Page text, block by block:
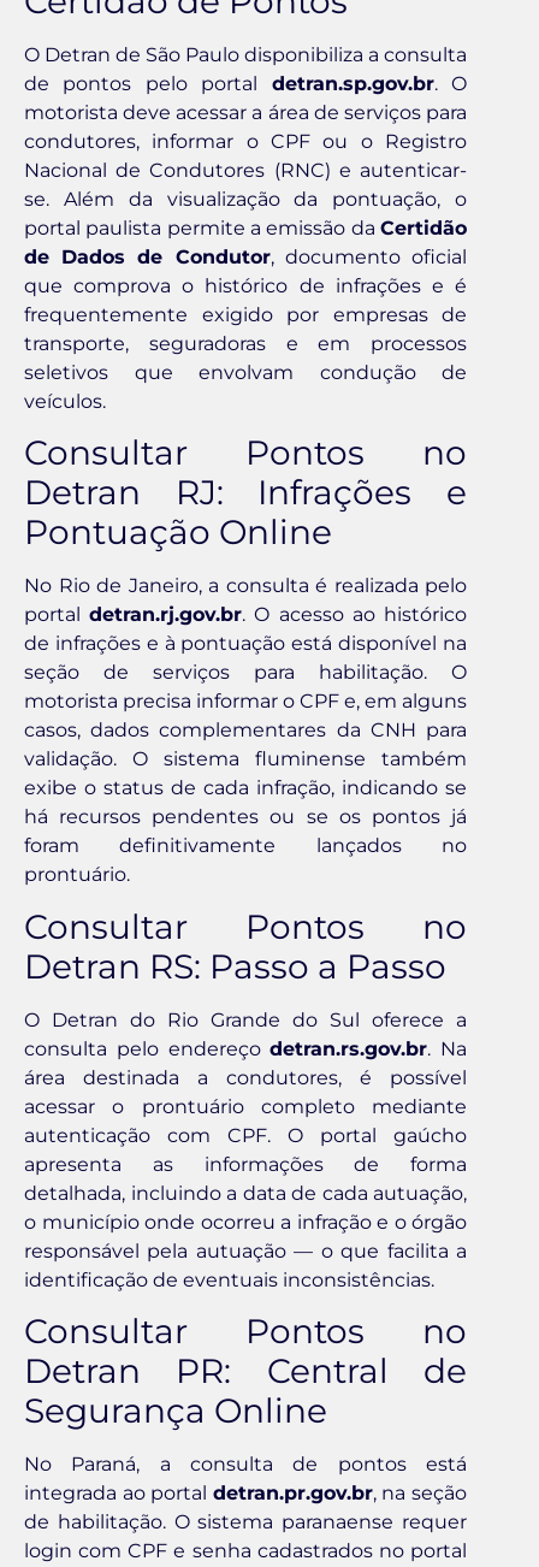
O Detran de São Paulo disponibiliza a consulta
de pontos pelo portal detran.sp.gov.br. O
motorista deve acessar a área de serviços para
condutores, informar o CPF ou o Registro
Nacional de Condutores (RNC) e autenticar-
se. Além da visualização da pontuação, o
portal paulista permite a emissão da Certidão
de Dados de Condutor, documento oficial
que comprova o histórico de infrações e é
frequentemente exigido por empresas de
transporte, seguradoras e em processos
seletivos que envolvam condução de
veículos.
Consultar Pontos no
Detran RJ: Infrações e
Pontuação Online
No Rio de Janeiro, a consulta é realizada pelo
portaldetran.rj.gov.br. O acesso ao histórico
de infrações e à pontuação está disponível na
seção de serviços para habilitação. O
motorista precisa informar o CPF e, em alguns
casos, dados complementares da CNH para
validação. O sistema fluminense também
exibe o status de cada infração, indicando se
há recursos pendentes ou se os pontos já
foram definitivamente lançados no
prontuário.
Consultar Pontos no
Detran RS: Passo a Passo
O Detran do Rio Grande do Sul oferece a
consulta pelo endereçodetran.rs.gov.br. Na
área destinada a condutores, é possível
acessar o prontuário completo mediante
autenticação com CPF. O portal gaúcho
apresenta as informações de forma
detalhada, incluindo a data de cada autuação,
o município onde ocorreu a infração e o órgão
responsável pela autuação — o que facilita a
identificação de eventuais inconsistências.
Consultar Pontos no
Detran PR: Central de
Segurança Online
No Paraná, a consulta de pontos está
integrada ao portal detran.pr.gov.br, na seção
de habilitação. O sistema paranaense requer
login com CPF e senha cadastrados no portal